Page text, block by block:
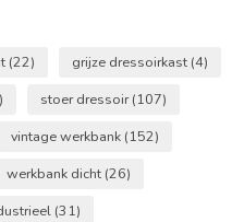
(22) grijze dressoirkast (4)
stoer dressoir(107)
vintage werkbank (152)
werkbank dicht (26)
(31)